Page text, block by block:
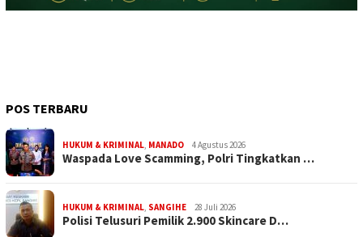
POS TERBARU
HUKUM & KRIMINAL, MANADO 4 Agustus 2026
Waspada Love Scamming, Polri Tingkatkan …
HUKUM & KRIMINAL, SANGIHE 28 Juli 2026
Polisi Telusuri Pemilik 2.900 Skincare D…